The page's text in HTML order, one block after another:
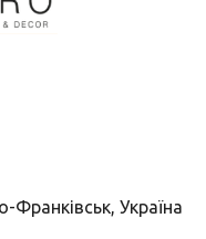
Україна